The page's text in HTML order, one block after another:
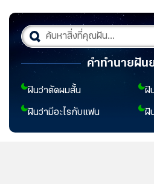
คำทำนายฝัน
ฝันว่าตัดผมสั้น ฝั
ฝันว่ามีอะไรกับแฟน ฝั